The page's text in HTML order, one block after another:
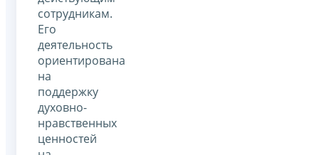
сотрудникам.
Его
деятельность
ориентирована
на
поддержку
духовно-
нравственных
ценностей